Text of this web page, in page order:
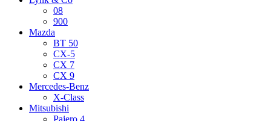
08
900
Mazda
BT 50
CX-5
CX 7
CX 9
Mercedes-Benz
X-Class
Mitsubishi
Pajero 4